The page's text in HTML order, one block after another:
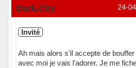
Hors ligne 24-
Dark.City
Invité
Ah mais alors s'il accepte de
avec moi je vais l'adorer. Je me